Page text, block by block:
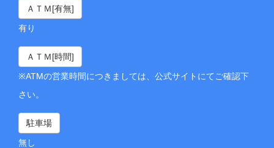
ＡＴＭ[有無]
有り
ＡＴＭ[時間]
※ATMの営業時間につきましては、公式サイトにてご確認下
さい。
駐車場
無し